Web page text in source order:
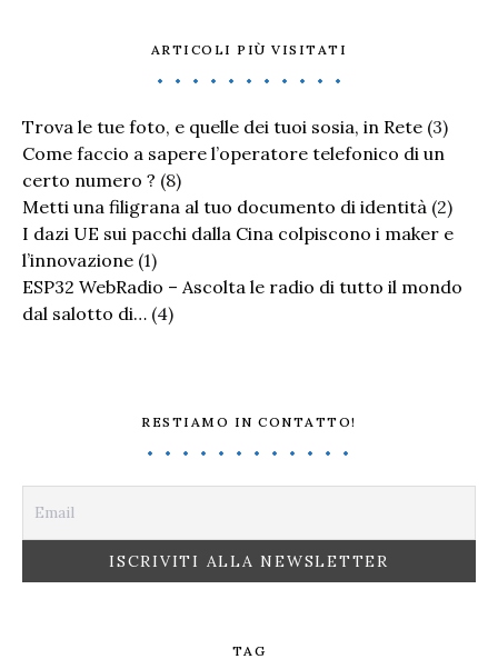
ARTICOLI PIÙ VISITATI
Trova le tue foto, e quelle dei tuoi sosia, in Rete (3)
Come faccio a sapere l’operatore telefonico di un
certo numero ? (8)
Metti una filigrana al tuo documento di identità (2)
I dazi UE sui pacchi dalla Cina colpiscono i maker e
l’innovazione (1)
ESP32 WebRadio – Ascolta le radio di tutto il mondo
dal salotto di… (4)
RESTIAMO IN CONTATTO!
TAG